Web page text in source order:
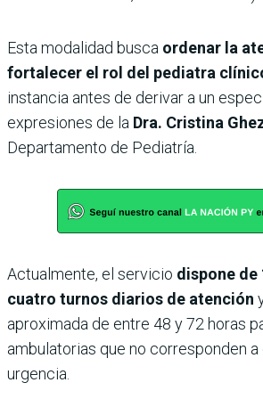
Esta modalidad busca ordenar la
fortalecer el rol del pediatra
instancia antes de derivar a un
expresiones de la Dra. Cristina
Departamento de Pediatría.
Actualmente, el servicio dispone de
cuatro turnos diarios de atención
aproximada de entre 48 y 72 horas
ambulatorias que no corresponden
urgencia.